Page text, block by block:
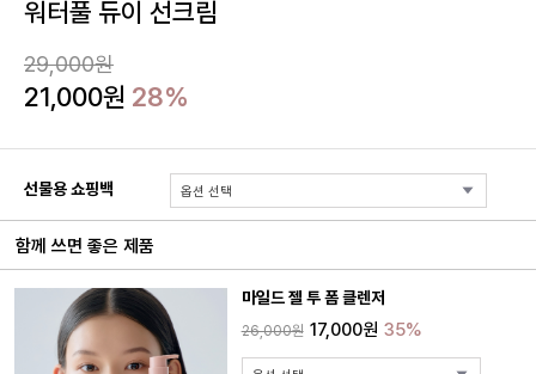
워터풀 듀이 선크림
29,000원
21,000원 28%
선물용 쇼핑백
함께 쓰면 좋은 제품
마일드 젤 투 폼 클렌저
26,000원 17,000원 35%